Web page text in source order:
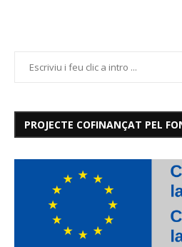
PROJECTE COFINANÇAT PEL